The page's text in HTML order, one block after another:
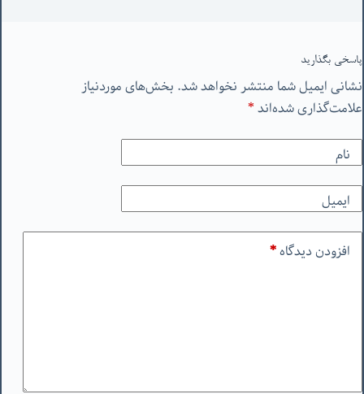
پاسخی بگذارید
نشانی ایمیل شما منتشر نخواهد شد. بخش‌های موردنیاز
علامت‌گذاری شده‌اند*
نام
ایمیل
افزودن دیدگاه*